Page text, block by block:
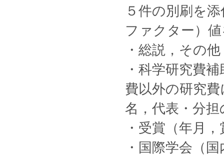
５件の別刷を
ファクター）
・総説，その
・科学研究費
費以外の研究
名，代表・分
・受賞（年月
・国際学会（